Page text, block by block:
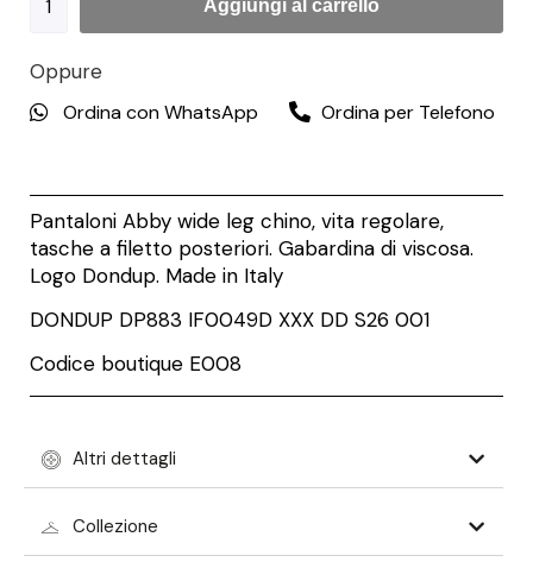
Aggiungi al carrello
Oppure
Ordina con WhatsApp Ordina per Telefono
Pantaloni Abby wide leg chino, vita regolare,
tasche a filetto posteriori. Gabardina di viscosa.
Logo Dondup. Made in Italy
DONDUP DP883 IF0049D XXX DD S26 001
Codice boutique E008
Altri dettagli
Collezione